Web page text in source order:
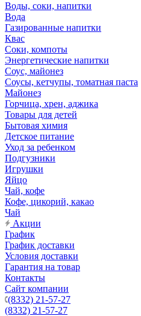
Воды, соки, напитки
Вода
Газированные напитки
Квас
Соки, компоты
Энергетические напитки
Соус, майонез
Соусы, кетчупы, томатная паста
Майонез
Горчица, хрен, аджика
Товары для детей
Бытовая химия
Детское питание
Уход за ребенком
Подгузники
Игрушки
Яйцо
Чай, кофе
Кофе, цикорий, какао
Чай
Акции
График
График доставки
Условия доставки
Гарантия на товар
Контакты
Сайт компании
(8332) 21-57-27
(8332) 21-57-27